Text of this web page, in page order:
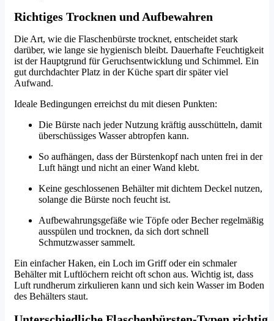
Richtiges Trocknen und Aufbewahren
Die Art, wie die Flaschenbürste trocknet, entscheidet stark
darüber, wie lange sie hygienisch bleibt. Dauerhafte Feuchtigkeit
ist der Hauptgrund für Geruchsentwicklung und Schimmel. Ein
gut durchdachter Platz in der Küche spart dir später viel
Aufwand.
Ideale Bedingungen erreichst du mit diesen Punkten:
Die Bürste nach jeder Nutzung kräftig ausschütteln, damit
überschüssiges Wasser abtropfen kann.
So aufhängen, dass der Bürstenkopf nach unten frei in der
Luft hängt und nicht an einer Wand klebt.
Keine geschlossenen Behälter mit dichtem Deckel nutzen,
solange die Bürste noch feucht ist.
Aufbewahrungsgefäße wie Töpfe oder Becher regelmäßig
ausspülen und trocknen, da sich dort schnell
Schmutzwasser sammelt.
Ein einfacher Haken, ein Loch im Griff oder ein schmaler
Behälter mit Luftlöchern reicht oft schon aus. Wichtig ist, dass
Luft rundherum zirkulieren kann und sich kein Wasser im Boden
des Behälters staut.